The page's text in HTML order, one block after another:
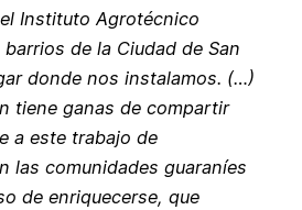
Instituto Agrotécnico
de la Ciudad de San
donde nos instalamos. (…)
tiene ganas de compartir
a este trabajo de
las comunidades guaraníes
de enriquecerse, que